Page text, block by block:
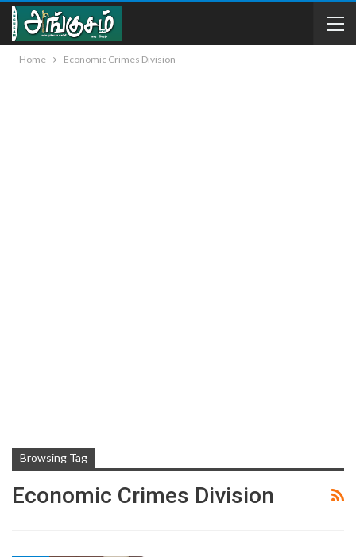
Home Economic Crimes Division
Browsing Tag
Economic Crimes Division